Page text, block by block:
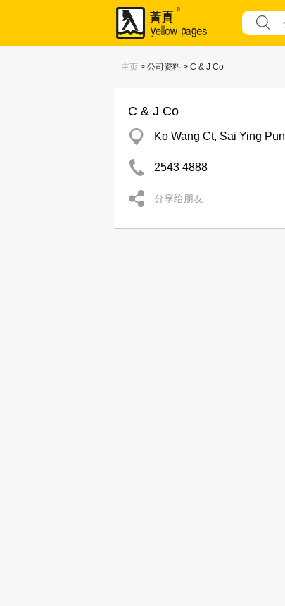
主页 > 公司资料 > C & J Co
C & J Co
Ko Wang Ct, Sai Ying Pun
2543 4888
分享给朋友